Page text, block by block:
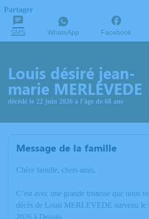
Partager
SMS WhatsApp Facebook
Louis désiré jean-
marie MERLEVEDE
décédé le 22 juin 2026 à l'âge de 68 ans
Message de la famille
Chère famille, chers amis,
C’est avec une grande tristesse que nous
décès de Louis MERLEVEDE survenu le
2026 à Denain.